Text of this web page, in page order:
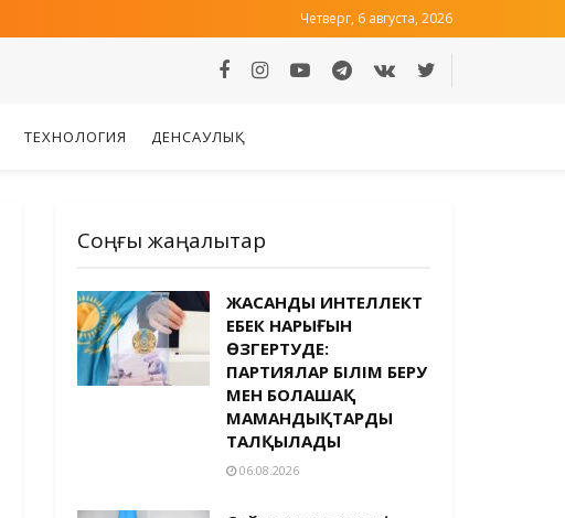
Четверг, 6 августа, 2026
ТЕХНОЛОГИЯ ДЕНСАУЛЫҚ
Соңғы жаңалықтар
ЖАСАНДЫ ИНТЕЛЛЕКТ
ЕҢБЕК НАРЫҒЫН
ӨЗГЕРТУДЕ:
ПАРТИЯЛАР БІЛІМ БЕРУ
МЕН БОЛАШАҚ
МАМАНДЫҚТАРДЫ
ТАЛҚЫЛАДЫ
06.08.2026